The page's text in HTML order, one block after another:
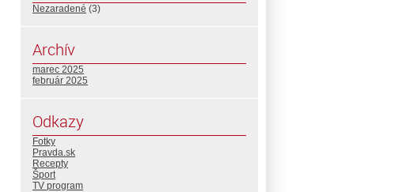
Nezaradené (3)
Archív
marec 2025
február 2025
Odkazy
Fotky
Pravda.sk
Recepty
Šport
TV program